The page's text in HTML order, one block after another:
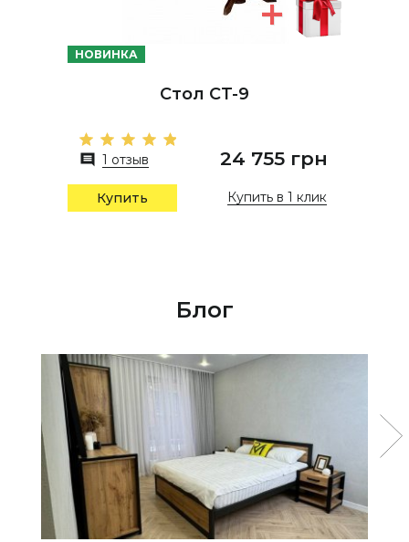
НОВИНКА
Стол СТ-9
1 отзыв 24 755 грн
Купить Купить в 1 клик
Блог